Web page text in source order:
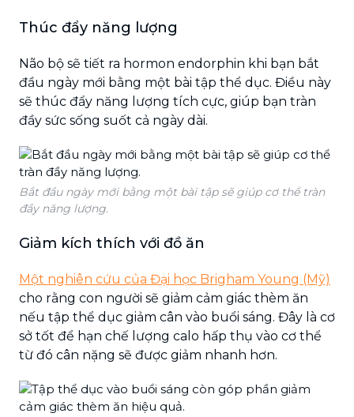
Thúc đẩy năng lượng
Não bộ sẽ tiết ra hormon endorphin khi bạn bắt
đầu ngày mới bằng một bài tập thể dục. Điều này
sẽ thúc đẩy năng lượng tích cực, giúp bạn tràn
đầy sức sống suốt cả ngày dài.
Bắt đầu ngày mới bằng một bài tập sẽ giúp cơ thể tràn
đầy năng lượng.
Giảm kích thích với đồ ăn
Một nghiên cứu của Đại học Brigham Young (Mỹ)
cho rằng con người sẽ giảm cảm giác thèm ăn
nếu tập thể dục giảm cân vào buổi sáng. Đây là cơ
sở tốt để hạn chế lượng calo hấp thụ vào cơ thể
từ đó cân nặng sẽ được giảm nhanh hơn.